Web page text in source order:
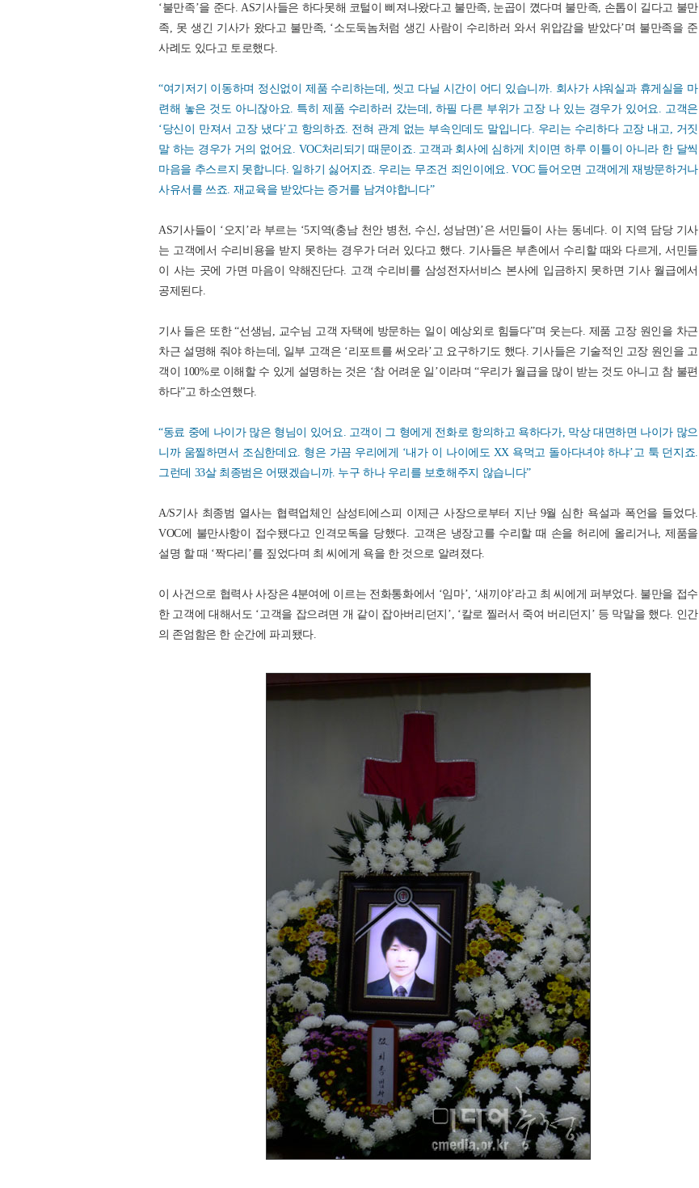
‘불만족’을 준다. AS기사들은 하다못해 코털이 삐져나왔다고 불만족, 눈곱이 꼈다며 불만족, 손톱이 길다고 불만
족, 못 생긴 기사가 왔다고 불만족, ‘소도둑놈처럼 생긴 사람이 수리하러 와서 위압감을 받았다’며 불만족을 준
사례도 있다고 토로했다.
“여기저기 이동하며 정신없이 제품 수리하는데, 씻고 다닐 시간이 어디 있습니까. 회사가 샤워실과 휴게실을 마
련해 놓은 것도 아니잖아요. 특히 제품 수리하러 갔는데, 하필 다른 부위가 고장 나 있는 경우가 있어요. 고객은
‘당신이 만져서 고장 냈다’고 항의하죠. 전혀 관계 없는 부속인데도 말입니다. 우리는 수리하다 고장 내고, 거짓
말 하는 경우가 거의 없어요. VOC처리되기 때문이죠. 고객과 회사에 심하게 치이면 하루 이틀이 아니라 한 달씩
마음을 추스르지 못합니다. 일하기 싫어지죠. 우리는 무조건 죄인이에요. VOC 들어오면 고객에게 재방문하거나
사유서를 쓰죠. 재교육을 받았다는 증거를 남겨야합니다”
AS기사들이 ‘오지’라 부르는 ‘5지역(충남 천안 병천, 수신, 성남면)’은 서민들이 사는 동네다. 이 지역 담당 기사
는 고객에서 수리비용을 받지 못하는 경우가 더러 있다고 했다. 기사들은 부촌에서 수리할 때와 다르게, 서민들
이 사는 곳에 가면 마음이 약해진단다. 고객 수리비를 삼성전자서비스 본사에 입금하지 못하면 기사 월급에서
공제된다.
기사 들은 또한 “선생님, 교수님 고객 자택에 방문하는 일이 예상외로 힘들다”며 웃는다. 제품 고장 원인을 차근
차근 설명해 줘야 하는데, 일부 고객은 ‘리포트를 써오라’고 요구하기도 했다. 기사들은 기술적인 고장 원인을 고
객이 100%로 이해할 수 있게 설명하는 것은 ‘참 어려운 일’이라며 “우리가 월급을 많이 받는 것도 아니고 참 불편
하다”고 하소연했다.
“동료 중에 나이가 많은 형님이 있어요. 고객이 그 형에게 전화로 항의하고 욕하다가, 막상 대면하면 나이가 많으
니까 움찔하면서 조심한데요. 형은 가끔 우리에게 ‘내가 이 나이에도 XX 욕먹고 돌아다녀야 하냐’고 툭 던지죠.
그런데 33살 최종범은 어땠겠습니까. 누구 하나 우리를 보호해주지 않습니다”
A/S기사 최종범 열사는 협력업체인 삼성티에스피 이제근 사장으로부터 지난 9월 심한 욕설과 폭언을 들었다.
VOC에 불만사항이 접수됐다고 인격모독을 당했다. 고객은 냉장고를 수리할 때 손을 허리에 올리거나, 제품을
설명 할 때 ‘짝다리’를 짚었다며 최 씨에게 욕을 한 것으로 알려졌다.
이 사건으로 협력사 사장은 4분여에 이르는 전화통화에서 ‘임마’, ‘새끼야’라고 최 씨에게 퍼부었다. 불만을 접수
한 고객에 대해서도 ‘고객을 잡으려면 개 같이 잡아버리던지’, ‘칼로 찔러서 죽여 버리던지’ 등 막말을 했다. 인간
의 존엄함은 한 순간에 파괴됐다.